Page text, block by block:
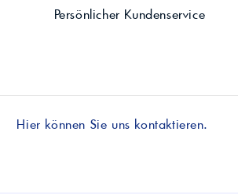
Persönlicher Kundenservice
Hier können Sie uns kontaktieren.